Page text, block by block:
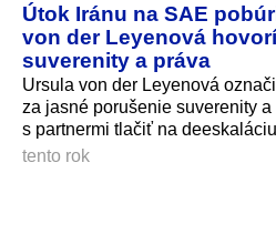
Útok Iránu na SAE
von der Leyenová
suverenity a práva
Ursula von der Leyenová
za jasné porušenie suverenity
s partnermi tlačiť na
tento rok